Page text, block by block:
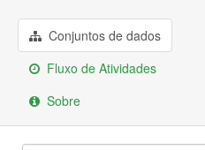
SobreConjuntos de dados
Fluxo de Atividades
Sobre